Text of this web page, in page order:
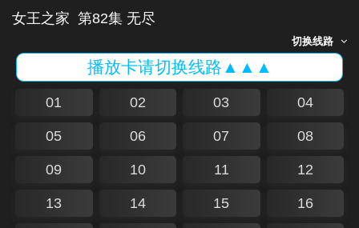
女王之家 第82集 无尽
切换线路
播放卡请切换线路▲▲▲
01 02 03 04
05 06 07 08
09 10 11 12
13 14 15 16